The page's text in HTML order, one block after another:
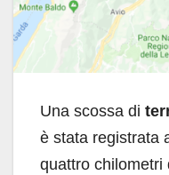
Una scossa di
è stata registrata
quattro chilometri